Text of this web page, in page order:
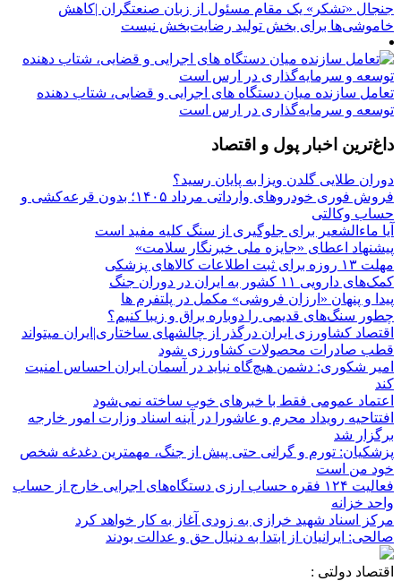
جنجال «تشکر» یک مقام مسئول از زبان صنعتگران |کاهش
خاموشی‌ها برای بخش تولید رضایت‌بخش نیست
تعامل سازنده میان دستگاه‌ های اجرایی و قضایی، شتاب‌ دهنده
توسعه و سرمایه‌گذاری در ارس است
داغ‌ترین اخبار پول و اقتصاد
دوران طلایی گلدن ویزا به پایان رسید؟
فروش فوری خودروهای وارداتی مرداد ۱۴۰۵؛ بدون قرعه‌کشی و
حساب وکالتی
آیا ماءالشعیر برای جلوگیری از سنگ کلیه مفید است
پیشنهاد اعطای «جایزه ملی خبرنگار سلامت»
مهلت ۱۳ روزه برای ثبت اطلاعات کالاهای پزشکی
کمک‌های دارویی ۱۱ کشور به ایران در دوران جنگ
پیدا و پنهان «ارزان فروشی» مکمل در پلتفرم ها
چطور سنگ‌های قدیمی را دوباره براق و زیبا کنیم؟
اقتصاد کشاورزی ایران درگذر از چالشهای ساختاری|ایران میتواند
قطب صادرات محصولات کشاورزی شود
امیر شکوری: دشمن هیچ‌گاه نباید در آسمان ایران احساس امنیت
کند
اعتماد عمومی فقط با خبرهای خوب ساخته نمی‌شود
افتتاحیه رویداد محرم و عاشورا در آینه اسناد وزارت امور خارجه
برگزار شد
پزشکیان: تورم و گرانی حتی پیش از جنگ، مهمترین دغدغه شخص
خود من است
فعالیت ۱۲۴ فقره حساب ارزی دستگاه‌های اجرایی خارج از حساب
واحد خزانه
مرکز اسناد شهید خرازی به زودی آغاز به کار خواهد کرد
صالحی: ایرانیان از ابتدا به دنبال حق و عدالت بودند
اقتصاد دولتی :